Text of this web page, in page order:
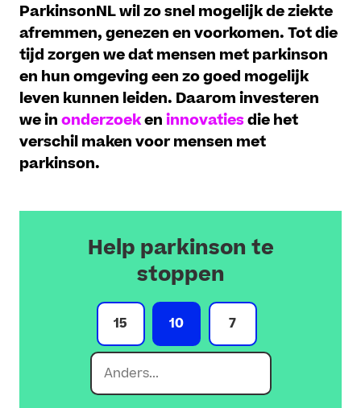
ParkinsonNL wil zo snel mogelijk de ziekte
afremmen, genezen en voorkomen. Tot die
tijd zorgen we dat mensen met parkinson
en hun omgeving een zo goed mogelijk
leven kunnen leiden. Daarom investeren
we inonderzoekeninnovatiesdie het
verschil maken voor mensen met
parkinson.
Help parkinson te
stoppen
15 10 7